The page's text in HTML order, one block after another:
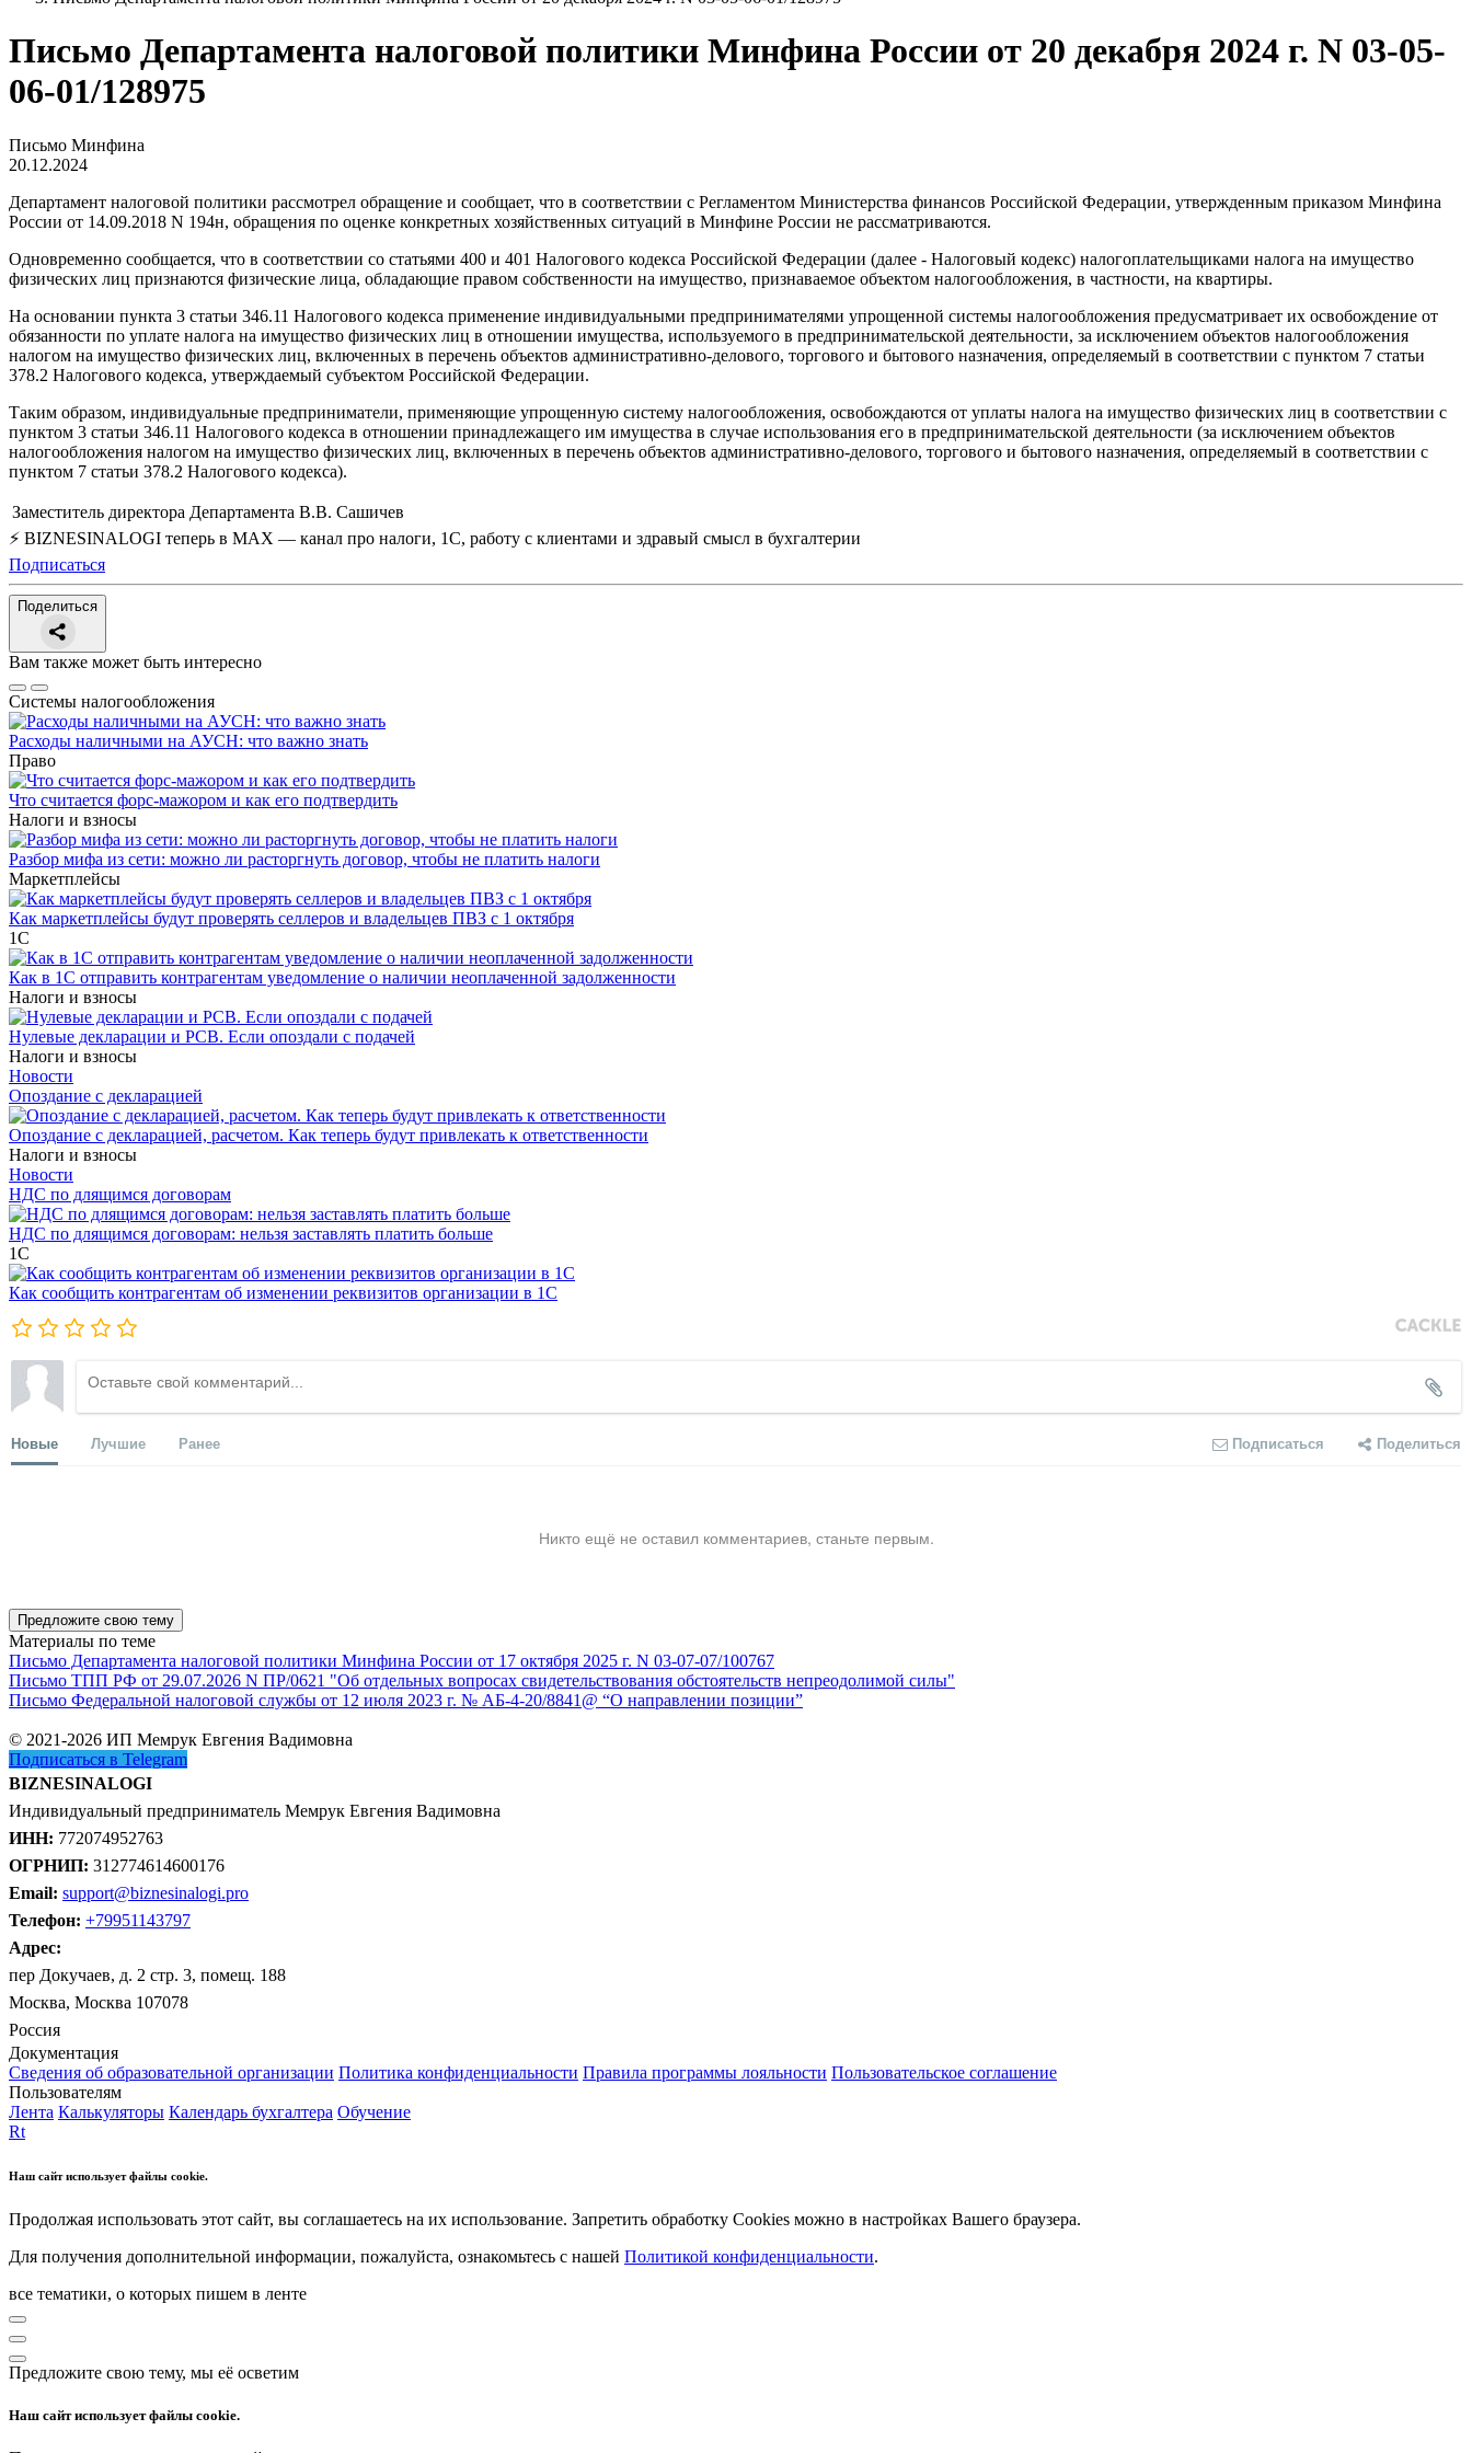
Письмо Департамента налоговой политики Минфина России от 20 декабря 2024 г. N 03-05-
06-01/128975
Письмо Минфина
20.12.2024
Департамент налоговой политики рассмотрел обращение и сообщает, что в соответствии с Регламентом Министерства финансов Российской Федерации, утвержденным приказом Минфина
России от 14.09.2018 N 194н, обращения по оценке конкретных хозяйственных ситуаций в Минфине России не рассматриваются.
Одновременно сообщается, что в соответствии со статьями 400 и 401 Налогового кодекса Российской Федерации (далее - Налоговый кодекс) налогоплательщиками налога на имущество
физических лиц признаются физические лица, обладающие правом собственности на имущество, признаваемое объектом налогообложения, в частности, на квартиры.
На основании пункта 3 статьи 346.11 Налогового кодекса применение индивидуальными предпринимателями упрощенной системы налогообложения предусматривает их освобождение от
обязанности по уплате налога на имущество физических лиц в отношении имущества, используемого в предпринимательской деятельности, за исключением объектов налогообложения
налогом на имущество физических лиц, включенных в перечень объектов административно-делового, торгового и бытового назначения, определяемый в соответствии с пунктом 7 статьи
378.2 Налогового кодекса, утверждаемый субъектом Российской Федерации.
Таким образом, индивидуальные предприниматели, применяющие упрощенную систему налогообложения, освобождаются от уплаты налога на имущество физических лиц в соответствии с
пунктом 3 статьи 346.11 Налогового кодекса в отношении принадлежащего им имущества в случае использования его в предпринимательской деятельности (за исключением объектов
налогообложения налогом на имущество физических лиц, включенных в перечень объектов административно-делового, торгового и бытового назначения, определяемый в соответствии с
пунктом 7 статьи 378.2 Налогового кодекса).
Заместитель директора Департамента В.В. Сашичев
⚡ BIZNESINALOGI теперь в MAX — канал про налоги, 1С, работу с клиентами и здравый смысл в бухгалтерии
Подписаться
Поделиться
Вам также может быть интересно
Системы налогообложения
Расходы наличными на АУСН: что важно знать
Право
Что считается форс-мажором и как его подтвердить
Налоги и взносы
Разбор мифа из сети: можно ли расторгнуть договор, чтобы не платить налоги
Маркетплейсы
Как маркетплейсы будут проверять селлеров и владельцев ПВЗ с 1 октября
1С
Как в 1С отправить контрагентам уведомление о наличии неоплаченной задолженности
Налоги и взносы
Нулевые декларации и РСВ. Если опоздали с подачей
Налоги и взносы
Новости
Опоздание с декларацией
Опоздание с декларацией, расчетом. Как теперь будут привлекать к ответственности
Налоги и взносы
Новости
НДС по длящимся договорам
НДС по длящимся договорам: нельзя заставлять платить больше
1С
Как сообщить контрагентам об изменении реквизитов организации в 1C
Новые Лучшие Ранее Подписаться Поделиться
Никто ещё не оставил комментариев, станьте первым.
Предложите свою тему
Материалы по теме
Письмо Департамента налоговой политики Минфина России от 17 октября 2025 г. N 03-07-07/100767
Письмо ТПП РФ от 29.07.2026 N ПР/0621 "Об отдельных вопросах свидетельствования обстоятельств непреодолимой силы"
Письмо Федеральной налоговой службы от 12 июля 2023 г. № АБ-4-20/8841@ “О направлении позиции”
© 2021-2026 ИП Мемрук Евгения Вадимовна
Подписаться в Telegram
BIZNESINALOGI
Индивидуальный предприниматель Мемрук Евгения Вадимовна
ИНН: 772074952763
ОГРНИП: 312774614600176
Email: support@biznesinalogi.pro
Телефон: +79951143797
Адрес:
пер Докучаев, д. 2 стр. 3, помещ. 188
Москва, Москва 107078
Россия
Документация
Сведения об образовательной организации Политика конфиденциальности Правила программы лояльности Пользовательское соглашение
Пользователям
Лента Калькуляторы Календарь бухгалтера Обучение
Rt
Наш сайт использует файлы cookie.
Продолжая использовать этот сайт, вы соглашаетесь на их использование. Запретить обработку Cookies можно в настройках Вашего браузера.
Для получения дополнительной информации, пожалуйста, ознакомьтесь с нашей Политикой конфиденциальности.
все тематики, о которых пишем в ленте
Предложите свою тему, мы её осветим
Наш сайт использует файлы cookie.